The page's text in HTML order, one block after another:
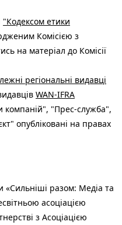
"Кодексом етики
Комісією з
на матеріал до Комісії
регіональні видавці
WAN-IFRA
компаній", "Прес-служба",
опубліковані на правах
«Сильніші разом: Медіа та
асоціацією
з Асоціацією